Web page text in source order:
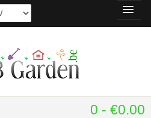
0 - €0.00